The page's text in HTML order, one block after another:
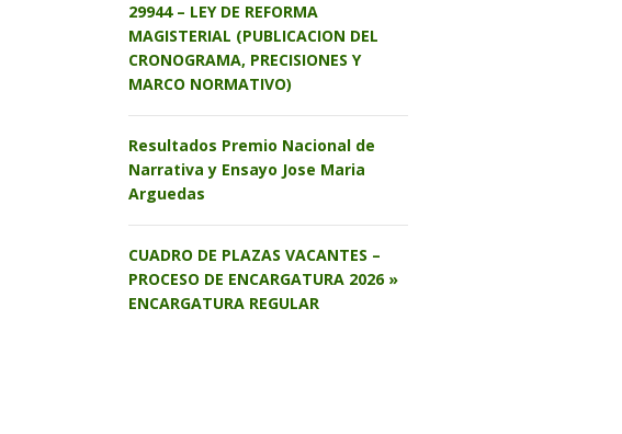
29944 – LEY DE REFORMA
MAGISTERIAL (PUBLICACION DEL
CRONOGRAMA, PRECISIONES Y
MARCO NORMATIVO)
Resultados Premio Nacional de
Narrativa y Ensayo Jose Maria
Arguedas
CUADRO DE PLAZAS VACANTES –
PROCESO DE ENCARGATURA 2026 »
ENCARGATURA REGULAR